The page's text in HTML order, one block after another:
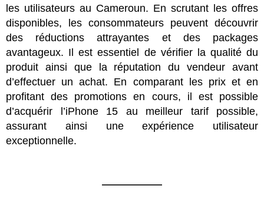
les utilisateurs au Cameroun. En scrutant les offres
disponibles, les consommateurs peuvent découvrir
des réductions attrayantes et des packages
avantageux. Il est essentiel de vérifier la qualité du
produit ainsi que la réputation du vendeur avant
d’effectuer un achat. En comparant les prix et en
profitant des promotions en cours, il est possible
d’acquérir l’iPhone 15 au meilleur tarif possible,
assurant ainsi une expérience utilisateur
exceptionnelle.